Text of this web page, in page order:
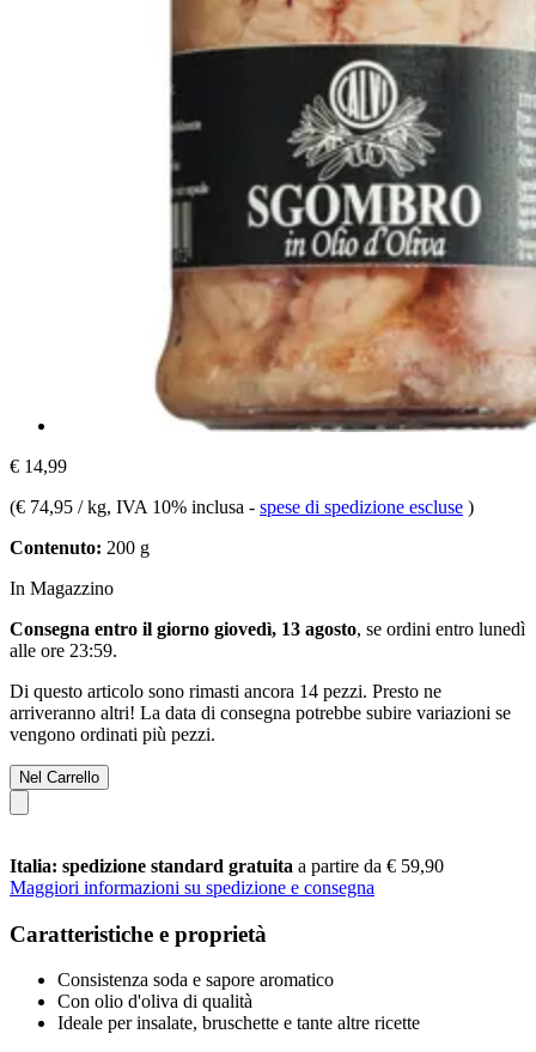
€ 14,99
(€ 74,95 / kg, IVA 10% inclusa - spese di spedizione escluse )
Contenuto: 200 g
In Magazzino
Consegna entro il giorno giovedì, 13 agosto, se ordini entro lunedì
alle ore 23:59.
Di questo articolo sono rimasti ancora 14 pezzi. Presto ne
arriveranno altri! La data di consegna potrebbe subire variazioni se
vengono ordinati più pezzi.
Nel Carrello
Italia: spedizione standard gratuita a partire da € 59,90
Maggiori informazioni su spedizione e consegna
Caratteristiche e proprietà
Consistenza soda e sapore aromatico
Con olio d'oliva di qualità
Ideale per insalate, bruschette e tante altre ricette